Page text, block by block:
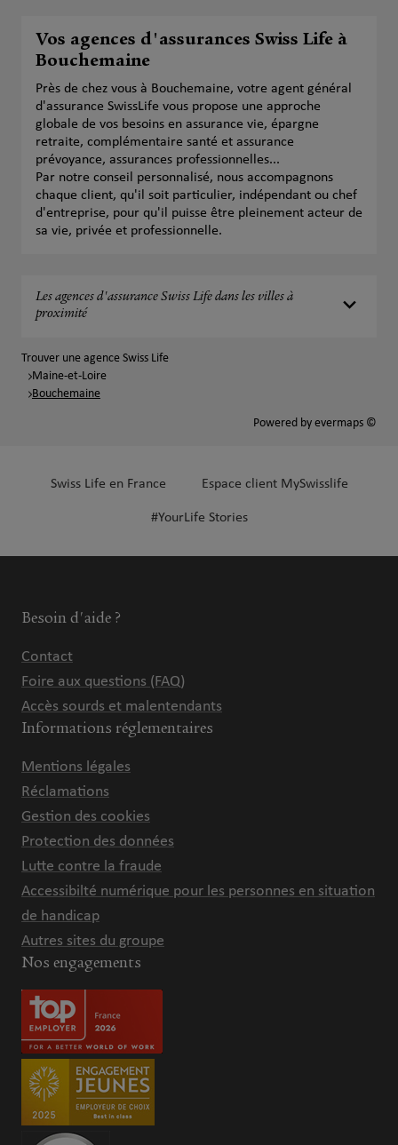
Vos agences d'assurances Swiss Life à
Bouchemaine
Près de chez vous à Bouchemaine, votre agent général
d'assurance SwissLife vous propose une approche
globale de vos besoins en assurance vie, épargne
retraite, complémentaire santé et assurance
prévoyance, assurances professionnelles...
Par notre conseil personnalisé, nous accompagnons
chaque client, qu'il soit particulier, indépendant ou chef
d'entreprise, pour qu'il puisse être pleinement acteur de
sa vie, privée et professionnelle.
Les agences d'assurance Swiss Life dans les villes à
proximité
Trouver une agence Swiss Life
Maine-et-Loire
Bouchemaine
Powered by evermaps ©
Swiss Life en France Espace client MySwisslife
#YourLife Stories
Besoin d'aide ?
Contact
Foire aux questions (FAQ)
Accès sourds et malentendants
Informations réglementaires
Mentions légales
Réclamations
Gestion des cookies
Protection des données
Lutte contre la fraude
Accessibilté numérique pour les personnes en situation
de handicap
Autres sites du groupe
Nos engagements